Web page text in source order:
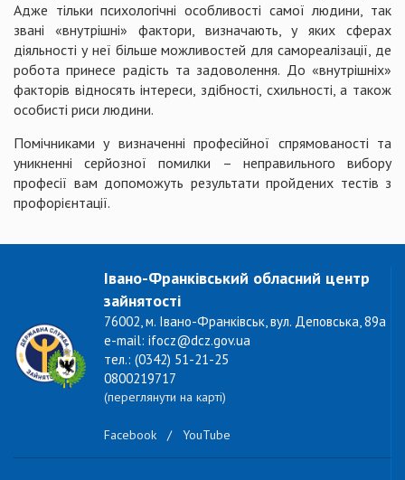
Адже тільки психологічні особливості самої людини, так
звані «внутрішні» фактори, визначають, у яких сферах
діяльності у неї більше можливостей для самореалізації, де
робота принесе радість та задоволення. До «внутрішніх»
факторів відносять інтереси, здібності, схильності, а також
особисті риси людини.
Помічниками у визначенні професійної спрямованості та
уникненні серйозної помилки – неправильного вибору
професії вам допоможуть результати пройдених тестів з
профорієнтації.
Івано-Франківський обласний центр
зайнятості
76002, м. Івано-Франківськ, вул. Деповська, 89а
e-mail: ifocz@dcz.gov.ua
тел.: (0342) 51-21-25
0800219717
(переглянути на карті)
Facebook / YouTube